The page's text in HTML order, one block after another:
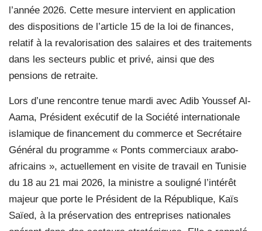
l’année 2026. Cette mesure intervient en application
des dispositions de l’article 15 de la loi de finances,
relatif à la revalorisation des salaires et des traitements
dans les secteurs public et privé, ainsi que des
pensions de retraite.
Lors d’une rencontre tenue mardi avec Adib Youssef Al-
Aama, Président exécutif de la Société internationale
islamique de financement du commerce et Secrétaire
Général du programme « Ponts commerciaux arabo-
africains », actuellement en visite de travail en Tunisie
du 18 au 21 mai 2026, la ministre a souligné l’intérêt
majeur que porte le Président de la République, Kaïs
Saïed, à la préservation des entreprises nationales